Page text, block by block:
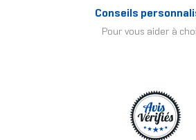
Conseils
Pour vous aider à